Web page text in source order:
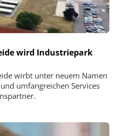
wird Industriepark
wirbt unter neuem Namen
umfangreichen Services